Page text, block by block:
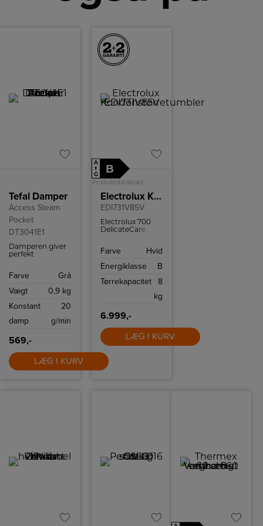
Tefal Damper
Access Steam
Pocket
DT3041E1
Damperen giver
perfekt
på alle stoffer.
Farve
Grå
Vægt
0,9 kg
Konstant
damp
20
g/min
569,-
LÆG I KURV
A
↑
G
B
Produktdatablad
Electrolux Kondenstørretumbler
EDI731V85V
Electrolux 700
DelicateCare
varmepumpeteknologi
Perfekt tørring til
høj
Farve
Hvid
Energiklasse
B
Tørrekapacitet
8
kg
6.999,-
LÆG I KURV